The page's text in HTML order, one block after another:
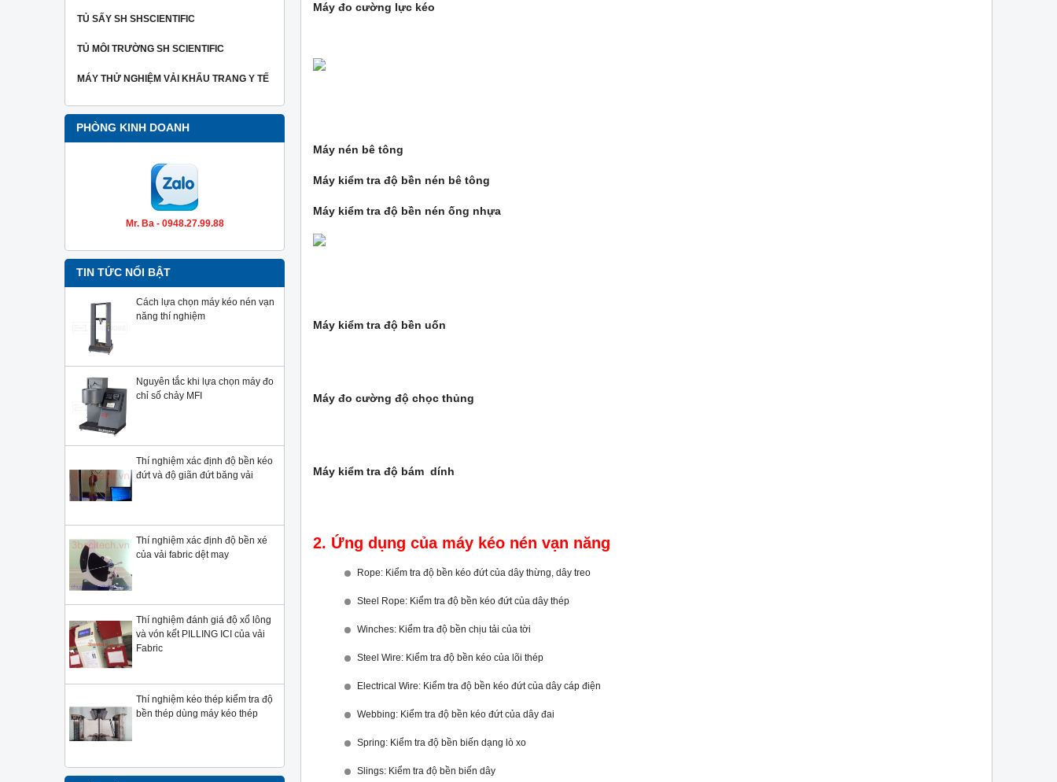
TỦ SẤY SH SHSCIENTIFIC
TỦ MÔI TRƯỜNG SH SCIENTIFIC
MÁY THỬ NGHIỆM VẢI KHẨU TRANG Y TẾ
PHÒNG KINH DOANH
Mr. Ba - 0948.27.99.88
TIN TỨC NỔI BẬT
Cách lựa chọn máy kéo nén vạn
năng thí nghiệm
Nguyên tắc khi lựa chọn máy đo
chỉ số chảy MFI
Thí nghiệm xác định độ bền kéo
đứt và độ giãn đứt băng vải
Thí nghiệm xác định độ bền xé
của vải fabric dệt may
Thí nghiệm đánh giá độ xổ lông
và vón kết PILLING ICI của vải
Fabric
Thí nghiệm kéo thép kiểm tra độ
bền thép dùng máy kéo thép
Máy đo cường lực kéo
Máy nén bê tông
Máy kiểm tra độ bền nén bê tông
Máy kiểm tra độ bền nén ống nhựa
Máy kiểm tra độ bền uốn
Máy đo cường độ chọc thủng
Máy kiểm tra độ bám dính
2. Ứng dụng của máy kéo nén vạn năng
Rope: Kiểm tra độ bền kéo đứt của dây thừng, dây treo
Steel Rope: Kiểm tra độ bền kéo đứt của dây thép
Winches: Kiểm tra độ bền chịu tải của tời
Steel Wire: Kiểm tra độ bền kéo của lõi thép
Electrical Wire: Kiểm tra độ bền kéo đứt của dây cáp điện
Webbing: Kiểm tra độ bền kéo đứt của dây đai
Spring: Kiểm tra độ bền biến dạng lò xo
Slings: Kiểm tra độ bền biến dây